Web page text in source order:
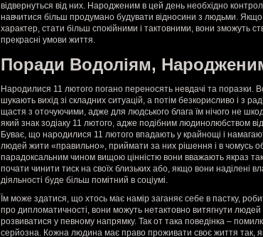
відвернуться від них. Народженим в цей день необхідно
навчитися більш продумано будувати відносини з людьми. Якщо
характер, стати більш спокійними і тактовними, вони зможуть
прекрасні умови життя.
Поради Водоліям,
Народилися 11 лютого погано переносять невдачі та поразки.
шукають вихід зі складних ситуацій, а потім безкорисливо і з
щастя з оточуючими, адже для людського блага їм нічого не
який знак зодіаку 11 лютого, адже подібним людинолюбством
Буває, що народилися 11 лютого впадають у крайнощі і
людей жити «правильно», приймати за них рішення і в чомусь
парадоксальним чином вищою цінністю вони вважають якраз
почати чинити тиск на своїх близьких або, якщо вони наділені
діяльності буде більш помітний в соціумі.
Їм може здатися, що хтось має намір заганяє себе в пастку,
про дипломатичності, вони можуть нетактовно витягнути людей
розвиватися у певному напрямку. Так от така поведінка –
серйозна. Кожна людина має право проживати своє життя так,